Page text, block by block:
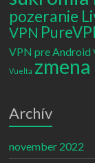
pozeranie
VPN
VPN pre Android
Vuelta
Archív
november 2022